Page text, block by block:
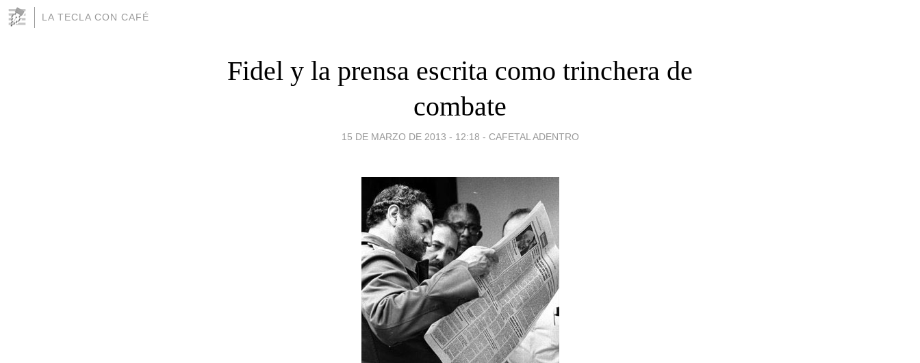
LA TECLA CON CAFÉ
Fidel y la prensa escrita como trinchera de
combate
15 DE MARZO DE 2013 - 12:18 - CAFETAL ADENTRO